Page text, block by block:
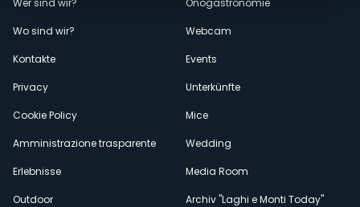
Menù
secondario
Wer sind wir?
Wo sind wir?
Kontakte
Privacy
Cookie Policy
Amministrazione trasparente
Erlebnisse
Outdoor
Önogastronomie
Webcam
Events
Unterkünfte
Mice
Wedding
Media Room
Archiv "Laghi e Monti Today"